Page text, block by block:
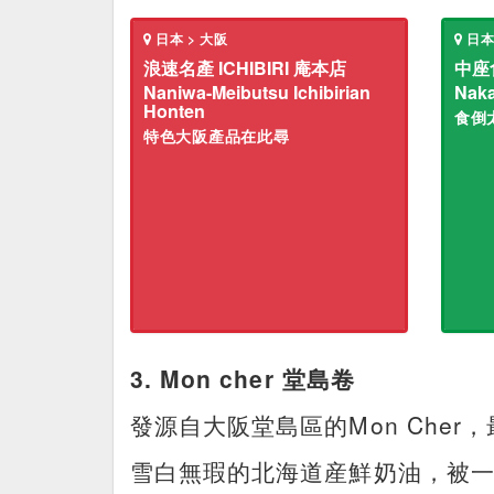
日本 > 大阪
浪速名產 ICHIBIRI 庵本店
Naniwa-Meibutsu Ichibirian
Honten
特色大阪產品在此尋
日
中
食倒
3. Mon cher 堂島卷
發源自大阪堂島區的Mon Cher
雪白無瑕的北海道産鮮奶油，被